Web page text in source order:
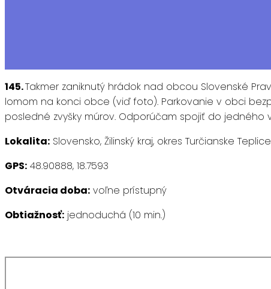
145.Takmer zaniknutý hrádok nad obcou Slovenské
lomom na konci obce (viď foto). Parkovanie v obci
posledné zvyšky múrov. Odporúčam spojiť do jedného
Lokalita: Slovensko, Žilinský kraj, okres Turčianske Teplice
GPS: 48.90888, 18.7593
Otváracia doba: voľne prístupný
Obtiažnosť: jednoduchá (10 min.)